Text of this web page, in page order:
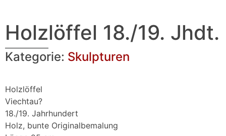
Holzlöffel 18./19. Jhdt.
Kategorie: Skulpturen
Holzlöffel
Viechtau?
18./19. Jahrhundert
Holz, bunte Originalbemalung